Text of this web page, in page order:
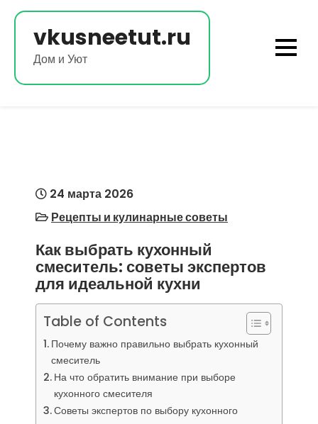
Перейти
содержимому
vkusneetut.ru
Дом и Уют
24 марта 2026
Рецепты и кулинарные советы
Как выбрать кухонный
смеситель: советы экспертов
для идеальной кухни
Table of Contents
Почему важно правильно выбрать кухонный
смеситель
На что обратить внимание при выборе
кухонного смесителя
Советы экспертов по выбору кухонного